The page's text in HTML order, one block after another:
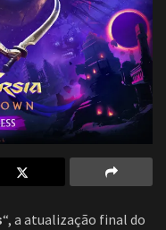
“, a atualização final do